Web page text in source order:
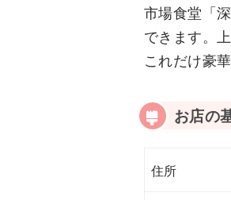
市場食堂「
できます。
これだけ豪
お店の
住所